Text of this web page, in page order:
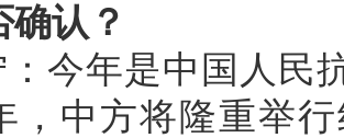
确认？
：今年是中国人民
，中方将隆重举